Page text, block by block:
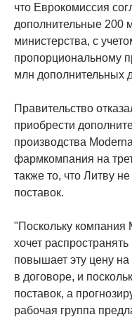
что Еврокомиссия
дополнительные 200
министерства, с
пропорциональному
млн дополнительных
Правительство
приобрести
производства
фармкомпания на
также то, что Литву
поставок.
"Поскольку компания
хочет
повышает эту цену
в договоре, и
поставок, а
рабочая группа